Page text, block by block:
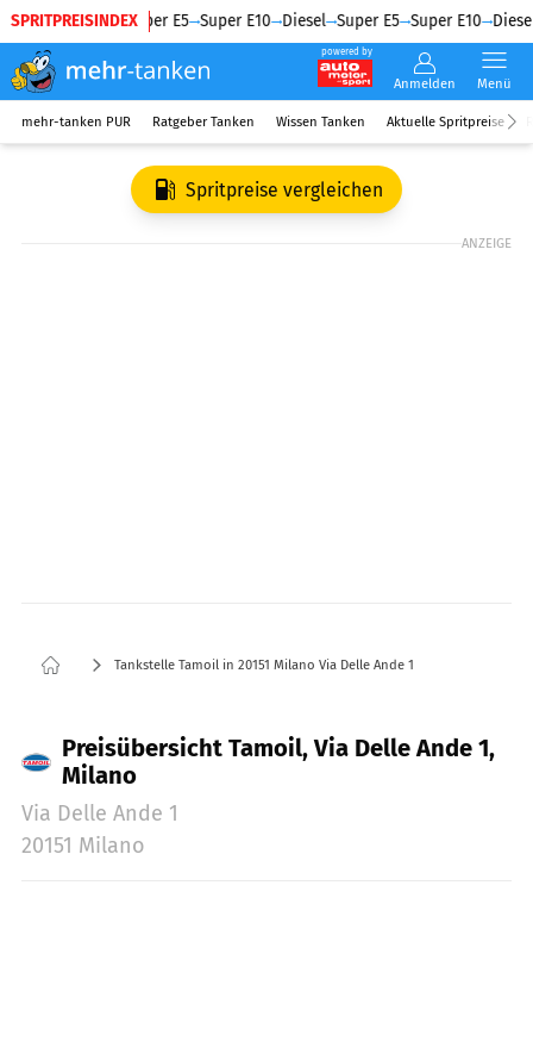
SPRITPREISINDEX
Diesel Super E5 Super E10 Diesel Super E5 Super E10 Diesel
powered by
Anmelden Menü
mehr-tanken PUR Ratgeber Tanken Wissen Tanken Aktuelle Spritpreise
Spritpreise vergleichen
ANZEIGE
Tankstelle Tamoil in 20151 Milano Via Delle Ande 1
Preisübersicht Tamoil, Via Delle Ande 1,
Milano
Via Delle Ande 1
20151 Milano